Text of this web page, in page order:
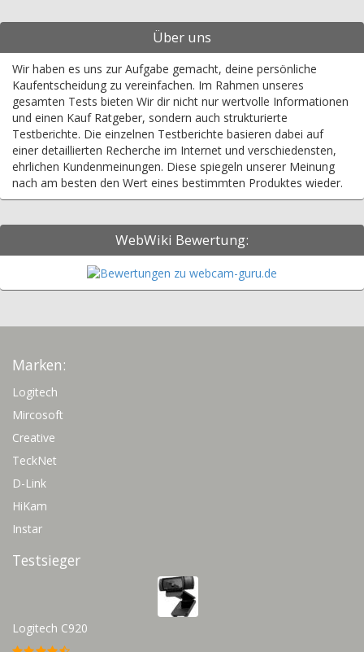
Über uns
Wir haben es uns zur Aufgabe gemacht, deine persönliche
Kaufentscheidung zu vereinfachen. Im Rahmen unseres
gesamten Tests bieten Wir dir nicht nur wertvolle Informationen
und einen Kauf Ratgeber, sondern auch strukturierte
Testberichte. Die einzelnen Testberichte basieren dabei auf
einer detaillierten Recherche im Internet und verschiedensten,
ehrlichen Kundenmeinungen. Diese spiegeln unserer Meinung
nach am besten den Wert eines bestimmten Produktes wieder.
WebWiki Bewertung:
Marken:
Logitech
Mircosoft
Creative
TeckNet
D-Link
HiKam
Instar
Testsieger
Logitech C920